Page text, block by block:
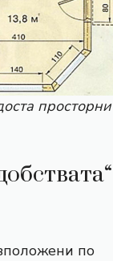
просторни
по